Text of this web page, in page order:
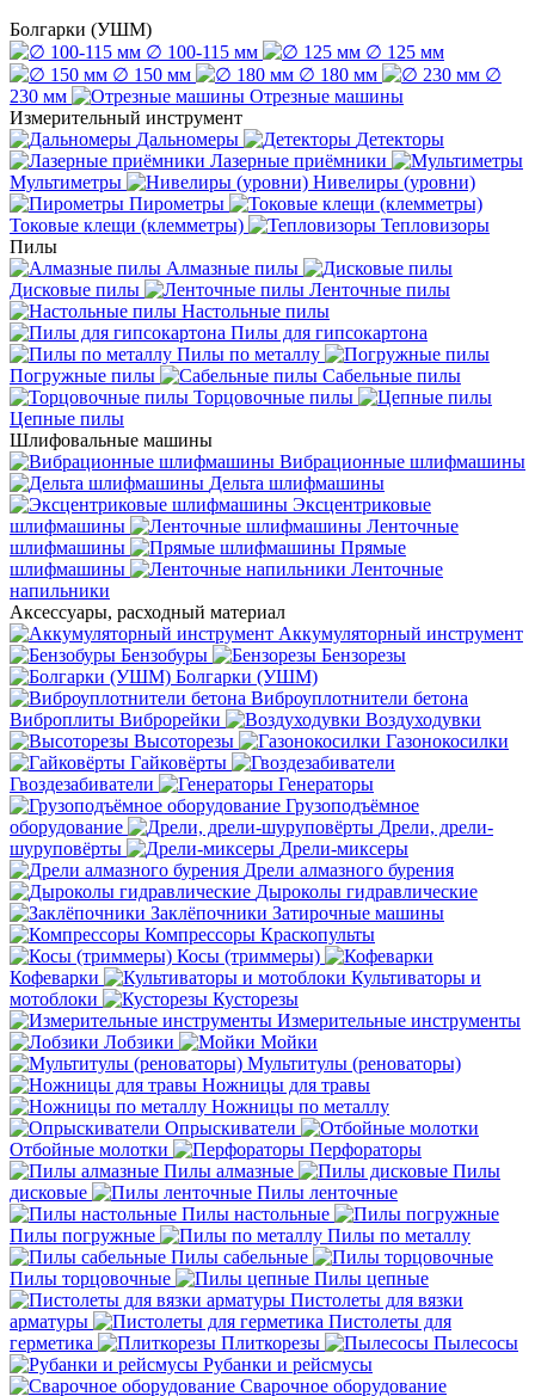
Болгарки (УШМ)
∅ 100-115 мм
∅ 125 мм
∅ 150 мм
∅ 180 мм
∅
230 мм
Отрезные машины
Измерительный инструмент
Дальномеры
Детекторы
Лазерные приёмники
Мультиметры
Нивелиры (уровни)
Пирометры
Токовые клещи (клемметры)
Тепловизоры
Пилы
Алмазные пилы
Дисковые пилы
Ленточные пилы
Настольные пилы
Пилы для гипсокартона
Пилы по металлу
Погружные пилы
Сабельные пилы
Торцовочные пилы
Цепные пилы
Шлифовальные машины
Вибрационные шлифмашины
Дельта шлифмашины
Эксцентриковые
шлифмашины
Ленточные
шлифмашины
Прямые
шлифмашины
Ленточные
напильники
Аксессуары, расходный материал
Аккумуляторный инструмент
Бензобуры
Бензорезы
Болгарки (УШМ)
Виброуплотнители бетона
Виброплиты Виброрейки
Воздуходувки
Высоторезы
Газонокосилки
Гайковёрты
Гвоздезабиватели
Генераторы
Грузоподъёмное
оборудование
Дрели, дрели-
шуруповёрты
Дрели-миксеры
Дрели алмазного бурения
Дыроколы гидравлические
Заклёпочники Затирочные машины
Компрессоры Краскопульты
Косы (триммеры)
Кофеварки
Культиваторы и
мотоблоки
Кусторезы
Измерительные инструменты
Лобзики
Мойки
Мультитулы (реноваторы)
Ножницы для травы
Ножницы по металлу
Опрыскиватели
Отбойные молотки
Перфораторы
Пилы алмазные
Пилы
дисковые
Пилы ленточные
Пилы настольные
Пилы погружные
Пилы по металлу
Пилы сабельные
Пилы торцовочные
Пилы цепные
Пистолеты для вязки
арматуры
Пистолеты для
герметика
Плиткорезы
Пылесосы
Рубанки и рейсмусы
Сварочное оборудование